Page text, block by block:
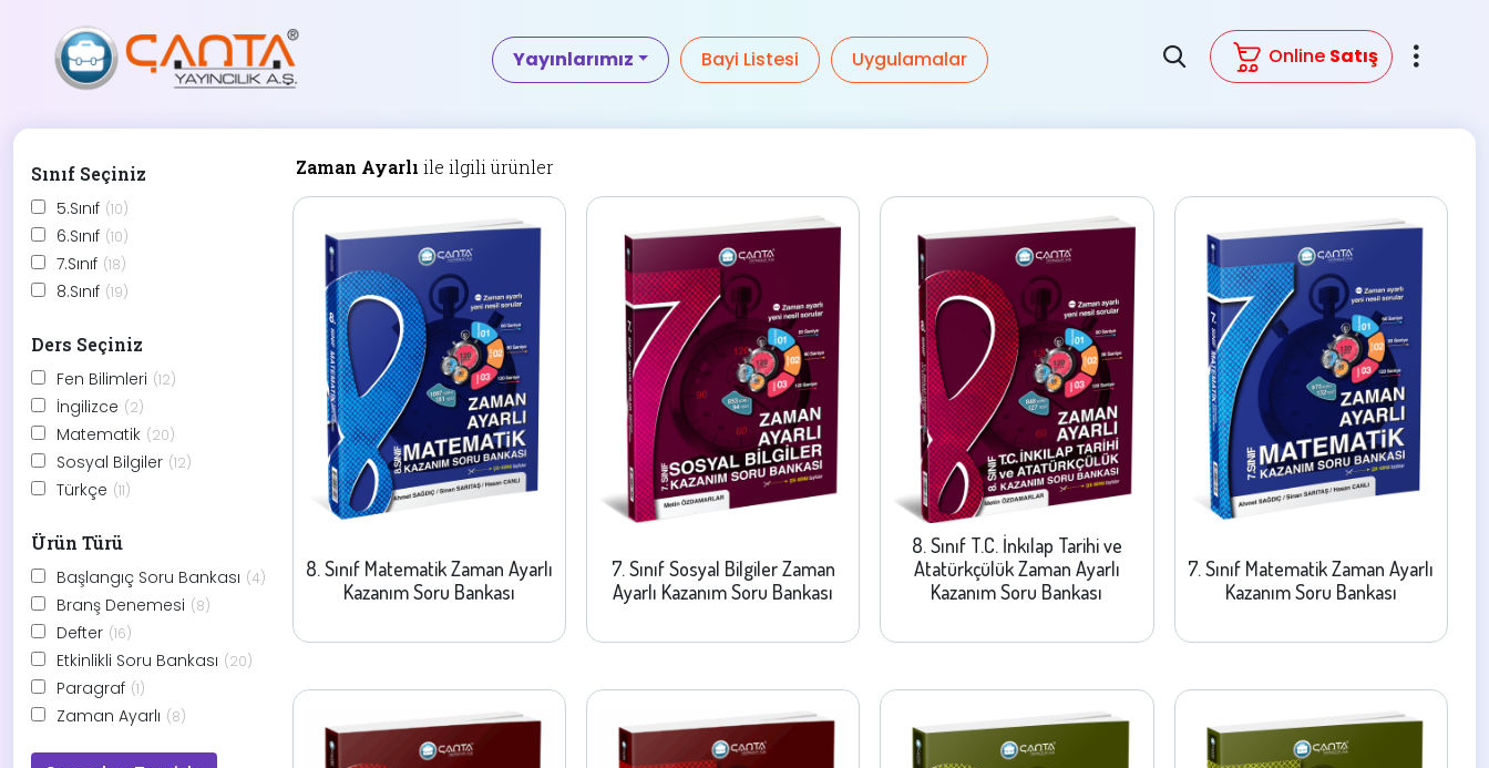
Yayınlarımız Bayi Listesi Uygulamalar Online Satış
Sınıf Seçiniz
5.Sınıf (10)
6.Sınıf (10)
7.Sınıf (18)
8.Sınıf (19)
Ders Seçiniz
Fen Bilimleri (12)
İngilizce (2)
Matematik (20)
Sosyal Bilgiler (12)
Türkçe (11)
Ürün Türü
Başlangıç Soru Bankası (4)
Branş Denemesi (8)
Defter (16)
Etkinlikli Soru Bankası (20)
Paragraf (1)
Zaman Ayarlı (8)
Zaman Ayarlı ile ilgili ürünler
8. Sınıf Matematik Zaman Ayarlı
Kazanım Soru Bankası
7. Sınıf Sosyal Bilgiler Zaman
Ayarlı Kazanım Soru Bankası
8. Sınıf T.C. İnkılap Tarihi ve
Atatürkçülük Zaman Ayarlı
Kazanım Soru Bankası
7. Sınıf Matematik Zaman Ayarlı
Kazanım Soru Bankası